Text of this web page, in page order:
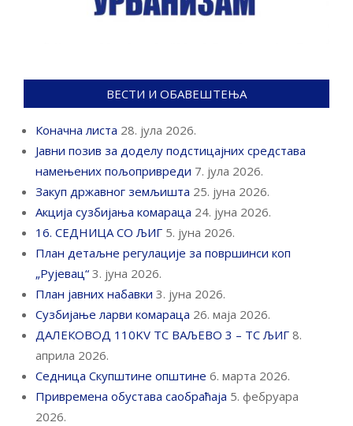
ВЕСТИ И ОБАВЕШТЕЊА
Коначна листа 28. јула 2026.
Јавни позив за доделу подстицајних средстава
намењених пољопривреди 7. јула 2026.
Закуп државног земљишта 25. јуна 2026.
Акција сузбијања комараца 24. јуна 2026.
16. СЕДНИЦА СО ЉИГ 5. јуна 2026.
План детаљне регулације за површинси коп
„Рујевац“ 3. јуна 2026.
План јавних набавки 3. јуна 2026.
Сузбијање ларви комараца 26. маја 2026.
ДАЛЕКОВОД 110KV ТС ВАЉЕВО 3 – ТС ЉИГ 8.
априла 2026.
Седница Скупштине општине 6. марта 2026.
Привремена обустава саобраћаја 5. фебруара
2026.